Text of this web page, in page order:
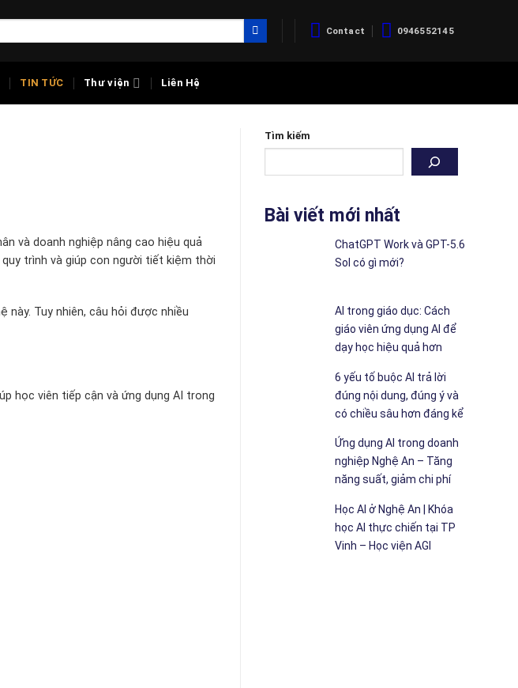
Contact 0946552145
TIN TỨC Thư viện Liên Hệ
và doanh nghiệp nâng cao hiệu quả
trình và giúp con người tiết kiệm thời
này. Tuy nhiên, câu hỏi được nhiều
học viên tiếp cận và ứng dụng AI trong
Tìm kiếm
Bài viết mới nhất
ChatGPT Work và GPT-5.6
Sol có gì mới?
AI trong giáo dục: Cách
giáo viên ứng dụng AI để
dạy học hiệu quả hơn
6 yếu tố buộc AI trả lời
đúng nội dung, đúng ý và
có chiều sâu hơn đáng kể
Ứng dụng AI trong doanh
nghiệp Nghệ An – Tăng
năng suất, giảm chi phí
Học AI ở Nghệ An | Khóa
học AI thực chiến tại TP
Vinh – Học viện AGI